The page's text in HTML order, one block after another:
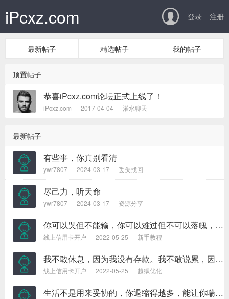
iPcxz.com  登录 注册
最新帖子 精选帖子 我的帖子
顶置帖子
恭喜iPcxz.com论坛正式上线了！
iPcxz.com 2017-04-04 灌水聊天
最新帖子
有些事，你真别看清
ywr7807 2024-03-17 丢失找回
尽己力，听天命
ywr7807 2024-03-17 资源分享
你可以哭但不能输，你可以难过但不可以落魄，你不努力怎么会知道自己可以赢得多少掌声?如果你能每天呐喊遍“我用不着为这一点小事而烦恼”，你会发现，你心里有一种不可思议的力量，试试看，很管用的。
线上信用卡开户 2022-05-25 新手教程
我不敢休息，因为我没有存款。我不敢说累，因为我没有成就。我不敢偷懒，因为我还要生活。我能放弃选择，但是我不能选择放弃。坚强拼搏是我唯一的选择。
线上信用卡开户 2022-05-25 越狱优化
生活不是用来妥协的，你退缩得越多，能让你喘息的空间就越有限。日子不是用来将就的，你表现得越卑微，一些幸福的东西就会离你越远。